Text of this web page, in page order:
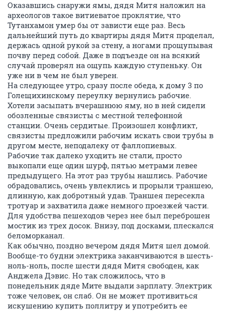
Оказавшись снаружи ямы, дядя Митя наложил на
археологов такое витиеватое проклятие, что
Тутанхамон умер бы от зависти еще раз. Весь
дальнейший путь до квартиры дядя Митя проделал,
держась одной рукой за стену, а ногами прощупывая
почву перед собой. Даже в подъезде он на всякий
случай проверял на ощупь каждую ступеньку. Он
уже ни в чем не был уверен.
На следующее утро, сразу после обеда, к дому 3 по
Голещихинскому переулку вернулись рабочие.
Хотели засыпать вчерашнюю яму, но в ней сидели
обозленные связисты с местной телефонной
станции. Очень сердитые. Произошел конфликт,
связисты предложили рабочим искать свои трубы в
другом месте, неподалеку от фаллопиевых.
Рабочие так далеко уходить не стали, просто
выкопали еще один шурф, пятью метрами левее
предыдущего. На этот раз трубы нашлись. Рабочие
обрадовались, очень увлеклись и прорыли траншею,
длинную, как добротный удав. Траншея пересекла
тротуар и захватила даже немного проезжей части.
Для удобства пешеходов через нее был переброшен
мостик из трех досок. Внизу, под досками, плескался
беломорканал.
Как обычно, поздно вечером дядя Митя шел домой.
Вообще-то будни электрика заканчиваются в шесть-
ноль-ноль, после шести дядя Митя свободен, как
Анджела Дэвис. Но так сложилось, что в
понедельник дяде Мите выдали зарплату. Электрик
тоже человек, он слаб. Он не может противиться
искушению купить поллитру и употребить ее